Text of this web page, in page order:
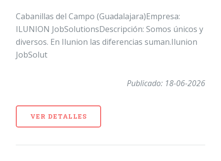
Cabanillas del Campo (Guadalajara)Empresa:
ILUNION JobSolutionsDescripción: Somos únicos y
diversos. En Ilunion las diferencias suman.Ilunion
JobSolut
Publicado: 18-06-2026
VER DETALLES